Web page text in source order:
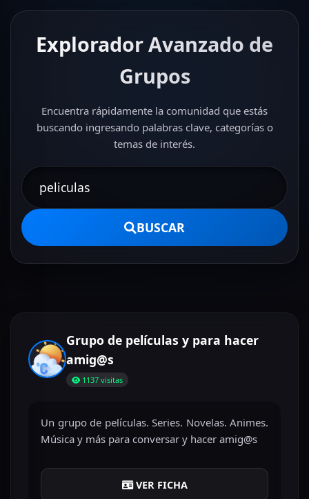
Explorador Avanzado de
Grupos
Encuentra rápidamente la comunidad que estás
buscando ingresando palabras clave, categorías o
temas de interés.
BUSCAR
Grupo de películas y para hacer
amig@s
1137 visitas
Un grupo de películas. Series. Novelas. Animes.
Música y más para conversar y hacer amig@s
VER FICHA